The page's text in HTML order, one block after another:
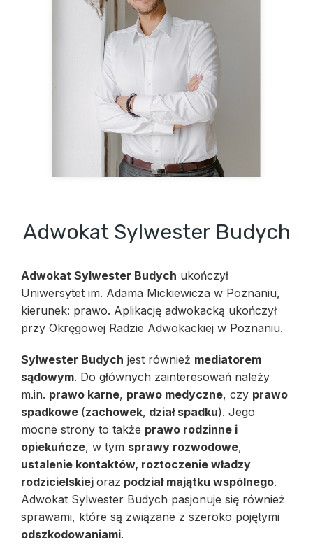
Adwokat Sylwester Budych
Adwokat Sylwester Budych ukończył
Uniwersytet im. Adama Mickiewicza w Poznaniu,
kierunek: prawo. Aplikację adwokacką ukończył
przy Okręgowej Radzie Adwokackiej w Poznaniu.
Sylwester Budych jest również mediatorem
sądowym. Do głównych zainteresowań należy
m.in. prawo karne, prawo medyczne, czy prawo
spadkowe (zachowek, dział spadku). Jego
mocne strony to także prawo rodzinne i
opiekuńcze, w tym sprawy rozwodowe,
ustalenie kontaktów, roztoczenie władzy
rodzicielskiej oraz podział majątku wspólnego.
Adwokat Sylwester Budych pasjonuje się również
sprawami, które są związane z szeroko pojętymi
odszkodowaniami.